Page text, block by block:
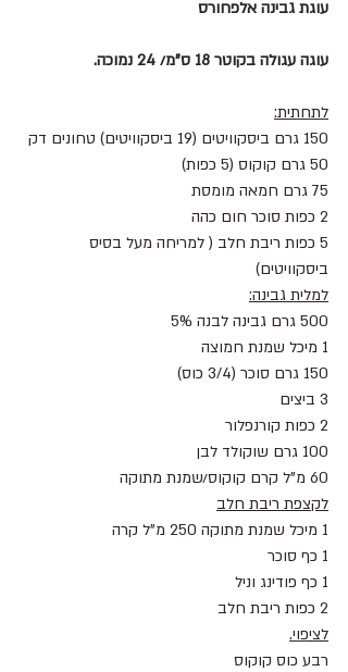
עוגת גבינה אלפחורס
עוגה עגולה בקוטר 18 ס"מ/ 24 נמוכה.
לתחתית:
150 גרם ביסקוויטים (19 ביסקוויטים) טחונים דק
50 גרם קוקוס (5 כפות)
75 גרם חמאה מומסת
2 כפות סוכר חום כהה
5 כפות ריבת חלב ( למריחה מעל בסיס
ביסקוויטים)
למלית גבינה:
500 גרם גבינה לבנה 5%
1 מיכל שמנת חמוצה
150 גרם סוכר (3/4 כוס)
3 ביצים
2 כפות קורנפלור
100 גרם שוקולד לבן
60 מ"ל קרם קוקוס/שמנת מתוקה
לקצפת ריבת חלב
1 מיכל שמנת מתוקה 250 מ"ל קרה
1 כף סוכר
1 כף פודינג וניל
2 כפות ריבת חלב
לציפוי.
רבע כוס קוקוס